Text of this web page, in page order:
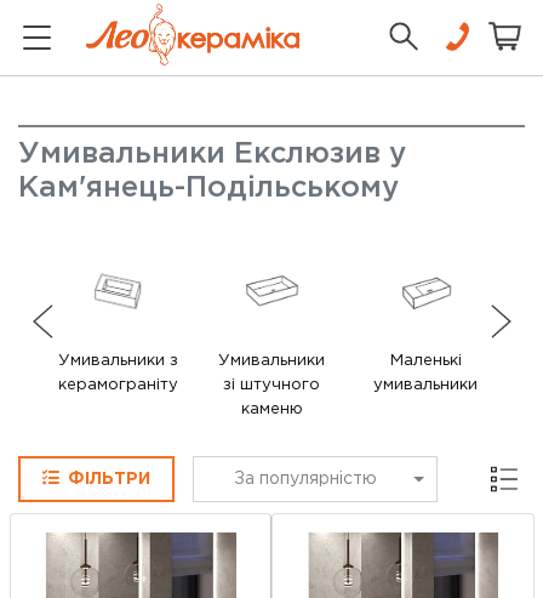
Умивальники Екслюзив у
Кам'янець-Подільському
Умивальники з
керамограніту
Умивальники
зі штучного
каменю
Маленькі
умивальники
ФІЛЬТРИ За популярністю Сітка